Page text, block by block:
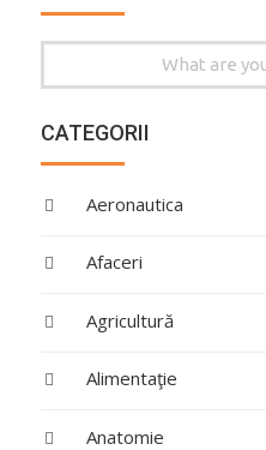
for:
CATEGORII
Aeronautica
Afaceri
Agricultură
Alimentaţie
Anatomie